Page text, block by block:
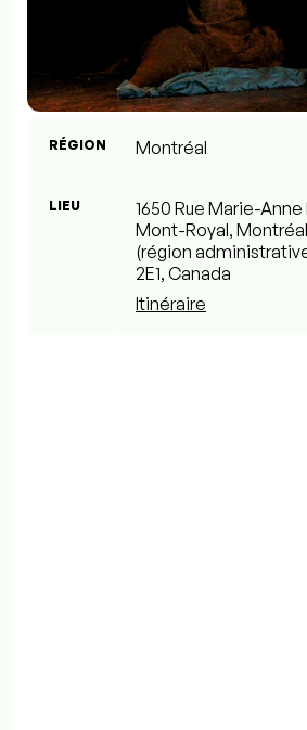
RÉGION Montréal
LIEU
1650 Rue Marie-
Mont-Royal,
(région
2E1, Canada
Itinéraire